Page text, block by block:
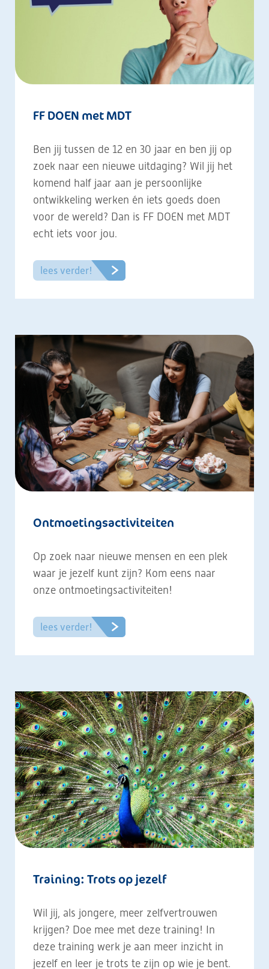
FF DOEN met MDT
Ben jij tussen de 12 en 30 jaar en ben jij op
zoek naar een nieuwe uitdaging? Wil jij het
komend half jaar aan je persoonlijke
ontwikkeling werken én iets goeds doen
voor de wereld? Dan is FF DOEN met MDT
echt iets voor jou.
lees verder!
Ontmoetingsactiviteiten
Op zoek naar nieuwe mensen en een plek
waar je jezelf kunt zijn? Kom eens naar
onze ontmoetingsactiviteiten!
lees verder!
Training: Trots op jezelf
Wil jij, als jongere, meer zelfvertrouwen
krijgen? Doe mee met deze training! In
deze training werk je aan meer inzicht in
jezelf en leer je trots te zijn op wie je bent.